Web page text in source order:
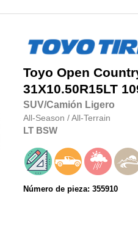
Toyo Open
31X10.50R15LT
SUV/Camión Ligero
All-Season /All-Terrain
LT BSW
Número de pieza: 355910